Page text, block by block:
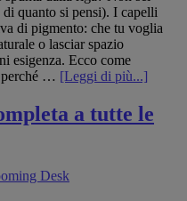
di quanto si pensi). I capelli
di pigmento: che tu voglia
o lasciar spazio
esigenza. Ecco come
perché … [Leggi di più...]
come
a tutte le
Desk